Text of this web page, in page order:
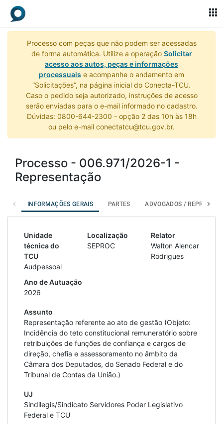
apps
Processo com peças que não podem ser acessadas
de forma automática. Utilize a operação Solicitar
acesso aos autos, peças e informações
processuais e acompanhe o andamento em
“Solicitações”, na página inicial do Conecta-TCU.
Caso o pedido seja autorizado, instruções de acesso
serão enviadas para o e-mail informado no cadastro.
Dúvidas: 0800-644-2300 - opção 2 das 10h às 18h
ou pelo e-mail conectatcu@tcu.gov.br.
Processo - 006.971/2026-1 -
Representação
INFORMAÇÕES GERAIS PARTES ADVOGADOS / REPR.
Unidade
técnica do
TCU
Audpessoal
Localização
SEPROC
Relator
Walton Alencar
Rodrigues
Ano de Autuação
2026
Assunto
Representação referente ao ato de gestão (Objeto:
Incidência do teto constitucional remuneratório sobre
retribuições de funções de confiança e cargos de
direção, chefia e assessoramento no âmbito da
Câmara dos Deputados, do Senado Federal e do
Tribunal de Contas da União.)
UJ
Sindilegis/Sindicato Servidores Poder Legislativo
Federal e TCU